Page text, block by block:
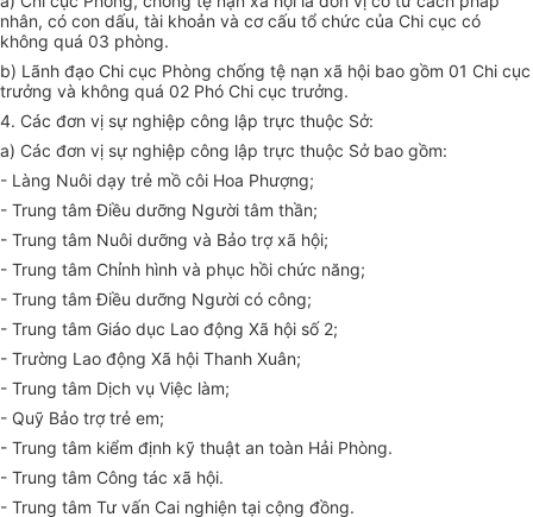
nhân, có con dấu, tài khoản và cơ cấu tổ chức của Chi cục có
không quá 03 phòng.
b) Lãnh đạo Chi cục Phòng chống tệ nạn xã hội bao gồm 01 Chi cục
trưởng và không quá 02 Phó Chi cục trưởng.
4. Các đơn vị sự nghiệp công lập trực thuộc Sở:
a) Các đơn vị sự nghiệp công lập trực thuộc Sở bao gồm:
- Làng Nuôi dạy trẻ mồ côi Hoa Phượng;
- Trung tâm Điều dưỡng Người tâm thần;
- Trung tâm Nuôi dưỡng và Bảo trợ xã hội;
- Trung tâm Chỉnh hình và phục hồi chức năng;
- Trung tâm Điều dưỡng Người có công;
- Trung tâm Giáo dục Lao động Xã hội số 2;
- Trường Lao động Xã hội Thanh Xuân;
- Trung tâm Dịch vụ Việc làm;
- Quỹ Bảo trợ trẻ em;
- Trung tâm kiểm định kỹ thuật an toàn Hải Phòng.
- Trung tâm Công tác xã hội.
- Trung tâm Tư vấn Cai nghiện tại cộng đồng.